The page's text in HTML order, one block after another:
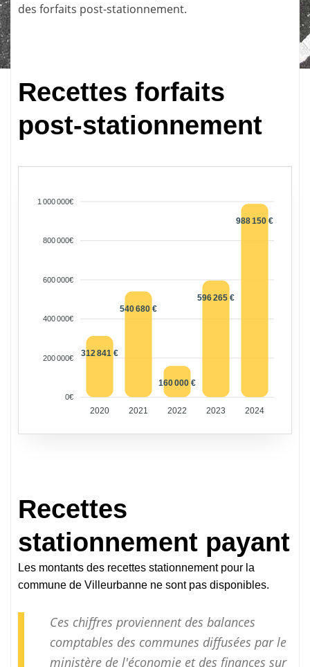
des forfaits post-stationnement.
Recettes forfaits
post-stationnement
1 000 000€
800 000€
600 000€
400 000€
200 000€
0€
312 841 €
540 680 €
160 000 €
596 265 €
988 150 €
2020 2021 2022 2023 2024
Recettes
stationnement payant
Les montants des recettes stationnement pour la
commune de Villeurbanne ne sont pas disponibles.
Ces chiffres proviennent des balances
comptables des communes diffusées par le
ministère de l'économie et des finances sur